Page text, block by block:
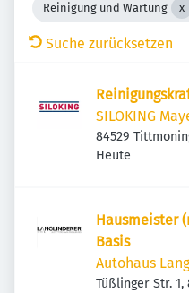
Reinigung und Wartung
Suche zurücksetzen
SILOKING
84529
Veröffentlicht
Heute
Hausmeister
Basis
Autohaus
Tüßlinger Str.